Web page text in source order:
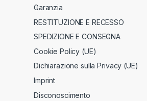
Garanzia
RESTITUZIONE E RECESSO
SPEDIZIONE E CONSEGNA
Cookie Policy (UE)
Dichiarazione sulla Privacy (UE)
Imprint
Disconoscimento